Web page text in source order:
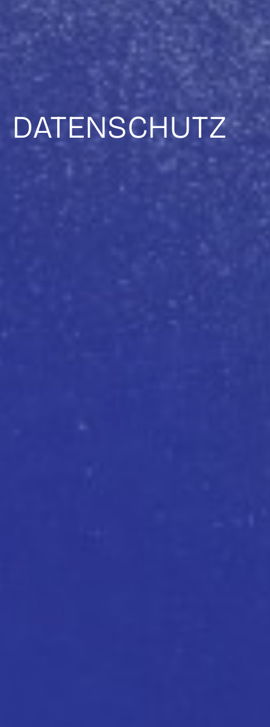
DATENSCHUTZ